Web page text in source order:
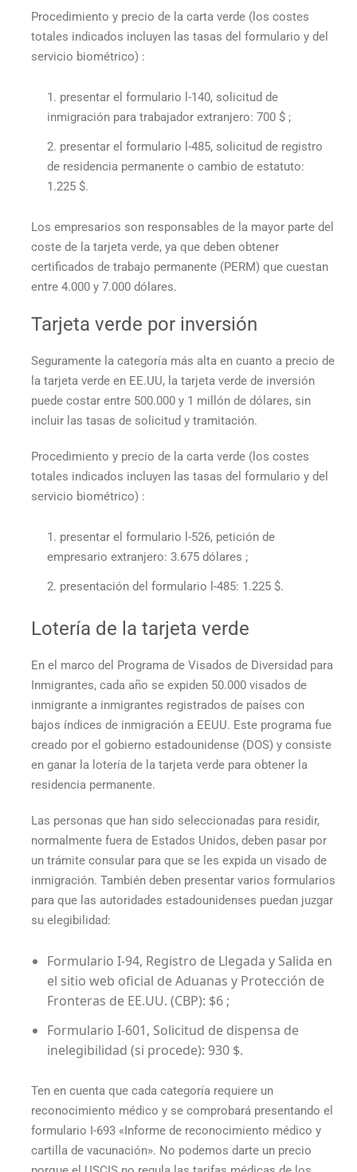
Procedimiento y precio de la carta verde (los costes
totales indicados incluyen las tasas del formulario y del
servicio biométrico) :
presentar el formulario l-140, solicitud de
inmigración para trabajador extranjero: 700 $ ;
presentar el formulario l-485, solicitud de registro
de residencia permanente o cambio de estatuto:
1.225 $.
Los empresarios son responsables de la mayor parte del
coste de la tarjeta verde, ya que deben obtener
certificados de trabajo permanente (PERM) que cuestan
entre 4.000 y 7.000 dólares.
Tarjeta verde por inversión
Seguramente la categoría más alta en cuanto a precio de
la tarjeta verde en EE.UU, la tarjeta verde de inversión
puede costar entre 500.000 y 1 millón de dólares, sin
incluir las tasas de solicitud y tramitación.
Procedimiento y precio de la carta verde (los costes
totales indicados incluyen las tasas del formulario y del
servicio biométrico) :
presentar el formulario l-526, petición de
empresario extranjero: 3.675 dólares ;
presentación del formulario l-485: 1.225 $.
Lotería de la tarjeta verde
En el marco del Programa de Visados de Diversidad para
Inmigrantes, cada año se expiden 50.000 visados de
inmigrante a inmigrantes registrados de países con
bajos índices de inmigración a EEUU. Este programa fue
creado por el gobierno estadounidense (DOS) y consiste
en ganar la lotería de la tarjeta verde para obtener la
residencia permanente.
Las personas que han sido seleccionadas para residir,
normalmente fuera de Estados Unidos, deben pasar por
un trámite consular para que se les expida un visado de
inmigración. También deben presentar varios formularios
para que las autoridades estadounidenses puedan juzgar
su elegibilidad:
Formulario I-94, Registro de Llegada y Salida en
el sitio web oficial de Aduanas y Protección de
Fronteras de EE.UU. (CBP): $6 ;
Formulario I-601, Solicitud de dispensa de
inelegibilidad (si procede): 930 $.
Ten en cuenta que cada categoría requiere un
reconocimiento médico y se comprobará presentando el
formulario I-693 «Informe de reconocimiento médico y
cartilla de vacunación». No podemos darte un precio